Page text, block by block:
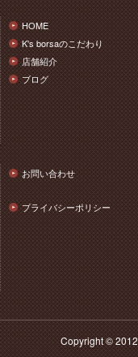
HOME
K's borsaのこだわり
店舗紹介
ブログ
お問い合わせ
プライバシーポリシー
Copyright ©